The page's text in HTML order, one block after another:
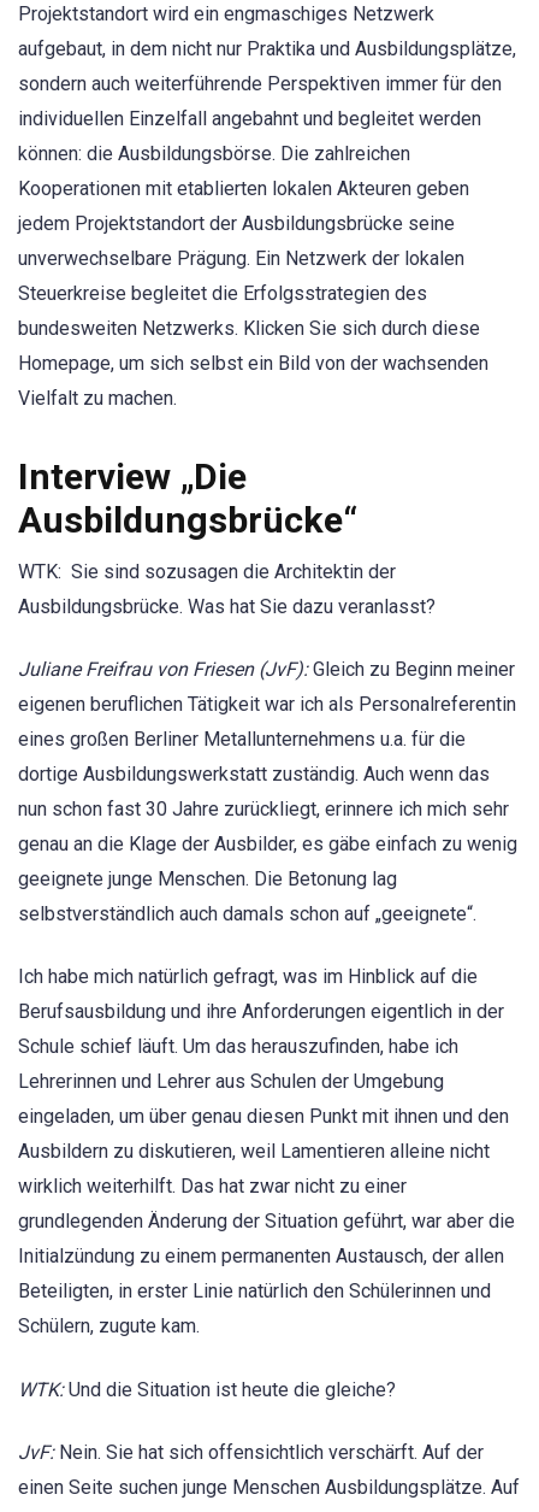
Projektstandort wird ein engmaschiges Netzwerk
aufgebaut, in dem nicht nur Praktika und Ausbildungsplätze,
sondern auch weiterführende Perspektiven immer für den
individuellen Einzelfall angebahnt und begleitet werden
können: die Ausbildungsbörse. Die zahlreichen
Kooperationen mit etablierten lokalen Akteuren geben
jedem Projektstandort der Ausbildungsbrücke seine
unverwechselbare Prägung. Ein Netzwerk der lokalen
Steuerkreise begleitet die Erfolgsstrategien des
bundesweiten Netzwerks. Klicken Sie sich durch diese
Homepage, um sich selbst ein Bild von der wachsenden
Vielfalt zu machen.
Interview „Die
Ausbildungsbrücke“
WTK: Sie sind sozusagen die Architektin der
Ausbildungsbrücke. Was hat Sie dazu veranlasst?
Juliane Freifrau von Friesen (JvF):Gleich zu Beginn meiner
eigenen beruflichen Tätigkeit war ich als Personalreferentin
eines großen Berliner Metallunternehmens u.a. für die
dortige Ausbildungswerkstatt zuständig. Auch wenn das
nun schon fast 30 Jahre zurückliegt, erinnere ich mich sehr
genau an die Klage der Ausbilder, es gäbe einfach zu wenig
geeignete junge Menschen. Die Betonung lag
selbstverständlich auch damals schon auf „geeignete“.
Ich habe mich natürlich gefragt, was im Hinblick auf die
Berufsausbildung und ihre Anforderungen eigentlich in der
Schule schief läuft. Um das herauszufinden, habe ich
Lehrerinnen und Lehrer aus Schulen der Umgebung
eingeladen, um über genau diesen Punkt mit ihnen und den
Ausbildern zu diskutieren, weil Lamentieren alleine nicht
wirklich weiterhilft. Das hat zwar nicht zu einer
grundlegenden Änderung der Situation geführt, war aber die
Initialzündung zu einem permanenten Austausch, der allen
Beteiligten, in erster Linie natürlich den Schülerinnen und
Schülern, zugute kam.
WTK:Und die Situation ist heute die gleiche?
JvF: Nein. Sie hat sich offensichtlich verschärft. Auf der
einen Seite suchen junge Menschen Ausbildungsplätze. Auf